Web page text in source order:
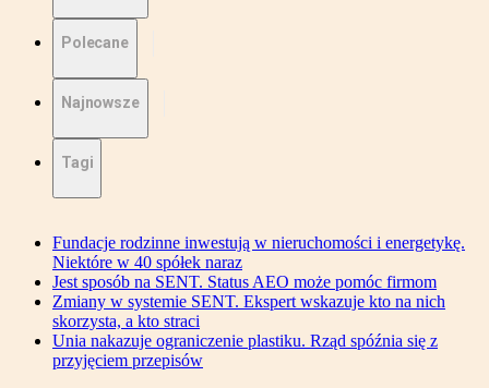
Polecane
Najnowsze
Tagi
Fundacje rodzinne inwestują w nieruchomości i energetykę.
Niektóre w 40 spółek naraz
Jest sposób na SENT. Status AEO może pomóc firmom
Zmiany w systemie SENT. Ekspert wskazuje kto na nich
skorzysta, a kto straci
Unia nakazuje ograniczenie plastiku. Rząd spóźnia się z
przyjęciem przepisów